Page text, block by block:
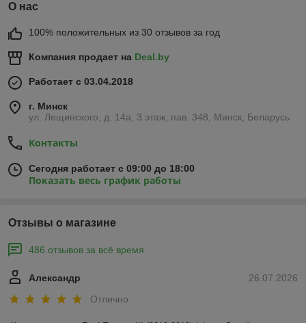
О нас
100% положительных из 30 отзывов за год
Компания продает на Deal.by
Работает с 03.04.2018
г. Минск
ул. Лещинского, д. 14а, 3 этаж, пав. 348, Минск, Беларусь
Контакты
Сегодня работает с 09:00 до 18:00
Показать весь график работы
Отзывы о магазине
486 отзывов за всё время
26.07.2026
Александр
Отлично